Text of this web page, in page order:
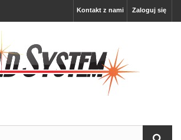
Zaloguj się
Kontakt z nami